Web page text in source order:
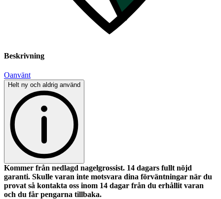
Beskrivning
Oanvänt
Helt ny och aldrig använd
Kommer från nedlagd nagelgrossist. 14 dagars fullt nöjd
garanti. Skulle varan inte motsvara dina förväntningar när du
provat så kontakta oss inom 14 dagar från du erhållit varan
och du får pengarna tillbaka.